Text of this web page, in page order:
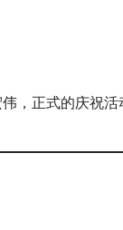
，正式的庆祝活